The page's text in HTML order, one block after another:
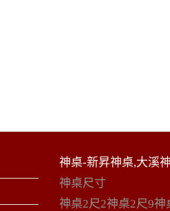
神桌-新昇神桌,大溪
神桌尺寸
神桌2尺2神桌2尺9神